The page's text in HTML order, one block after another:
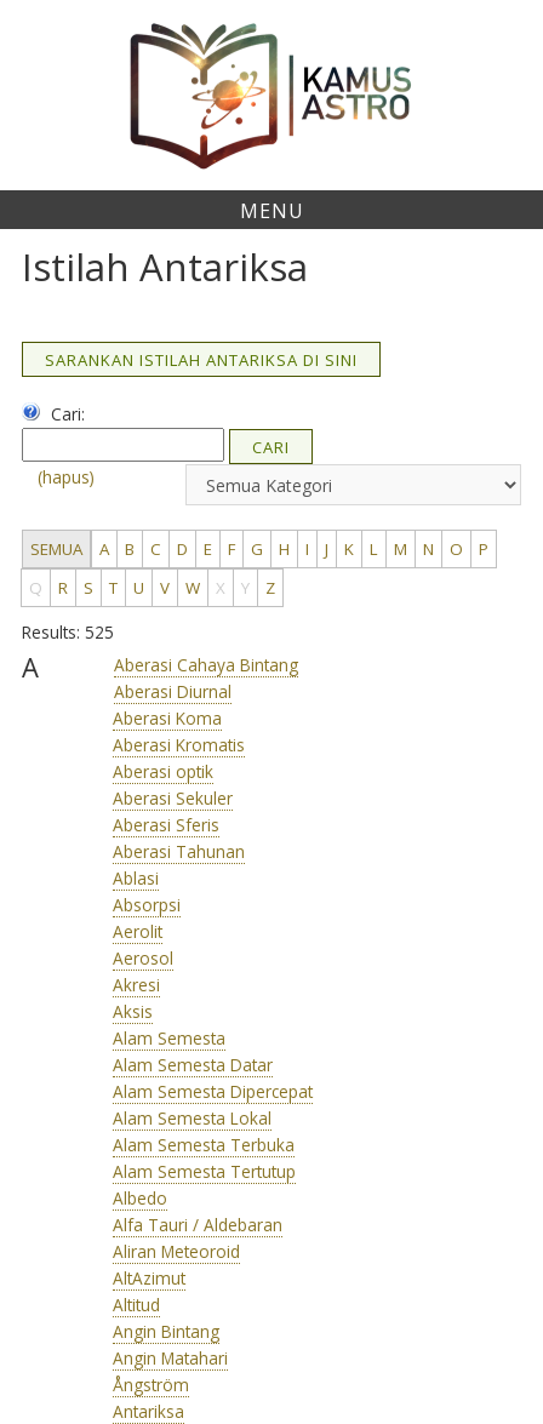
MENU
Istilah Antariksa
SARANKAN ISTILAH ANTARIKSA DI SINI
Cari:
CARI
(hapus)
SEMUA A B C D E F G H I J K L M N O
P
Q
R S T U V W X Y Z
Results: 525
A
Aberasi Cahaya Bintang
Aberasi Diurnal
Aberasi Koma
Aberasi Kromatis
Aberasi optik
Aberasi Sekuler
Aberasi Sferis
Aberasi Tahunan
Ablasi
Absorpsi
Aerolit
Aerosol
Akresi
Aksis
Alam Semesta
Alam Semesta Datar
Alam Semesta Dipercepat
Alam Semesta Lokal
Alam Semesta Terbuka
Alam Semesta Tertutup
Albedo
Alfa Tauri / Aldebaran
Aliran Meteoroid
AltAzimut
Altitud
Angin Bintang
Angin Matahari
Ångström
Antariksa